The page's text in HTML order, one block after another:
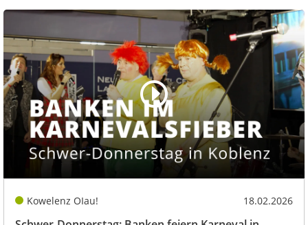
Kowelenz OIau! 18.02.2026